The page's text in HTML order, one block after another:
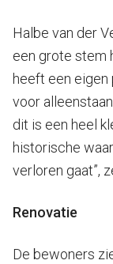
Halbe van der
een grote stem
heeft een eigen
voor
dit is een heel
historische
verloren gaat”,
Renovatie
De bewoners